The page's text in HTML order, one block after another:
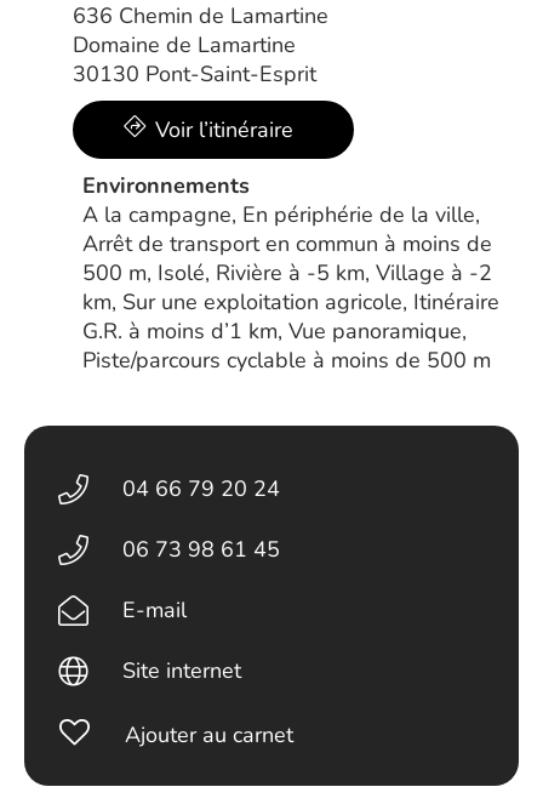
636 Chemin de Lamartine
Domaine de Lamartine
30130 Pont-Saint-Esprit
Voir l’itinéraire
Environnements
A la campagne, En périphérie de la ville,
Arrêt de transport en commun à moins de
500 m, Isolé, Rivière à -5 km, Village à -2
km, Sur une exploitation agricole, Itinéraire
G.R. à moins d’1 km, Vue panoramique,
Piste/parcours cyclable à moins de 500 m
04 66 79 20 24
06 73 98 61 45
E-mail
Site internet
Ajouter au carnet